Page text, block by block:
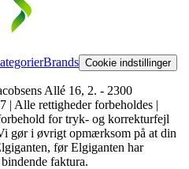
Brands Cookie indstillinger
Allé 16, 2. - 2300
| Alle rettigheder forbeholdes |
for tryk- og korrekturfejl
gør i øvrigt opmærksom på at din
før Elgiganten har
faktura.